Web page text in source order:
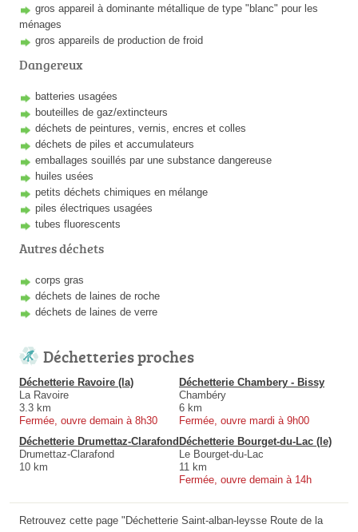
gros appareil à dominante métallique de type "blanc" pour les
ménages
gros appareils de production de froid
Dangereux
batteries usagées
bouteilles de gaz/extincteurs
déchets de peintures, vernis, encres et colles
déchets de piles et accumulateurs
emballages souillés par une substance dangereuse
huiles usées
petits déchets chimiques en mélange
piles électriques usagées
tubes fluorescents
Autres déchets
corps gras
déchets de laines de roche
déchets de laines de verre
Déchetteries proches
Déchetterie Ravoire (la)
La Ravoire
3.3 km
Fermée, ouvre demain à 8h30
Déchetterie Chambery - Bissy
Chambéry
6 km
Fermée, ouvre mardi à 9h00
Déchetterie Drumettaz-Clarafond
Drumettaz-Clarafond
10 km
Déchetterie Bourget-du-Lac (le)
Le Bourget-du-Lac
11 km
Fermée, ouvre demain à 14h
Retrouvez cette page "Déchetterie Saint-alban-leysse Route de la